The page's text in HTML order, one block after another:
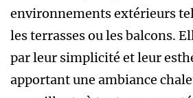
environnements extérieurs
les terrasses ou les balcons.
par leur simplicité et leur
apportant une ambiance